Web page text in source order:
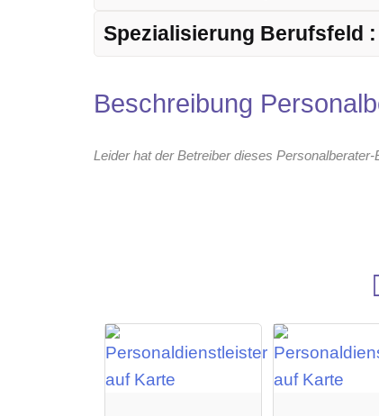
Spezialisierung Berufsfeld :
Beschreibung
Leider hat der Betreiber dieses